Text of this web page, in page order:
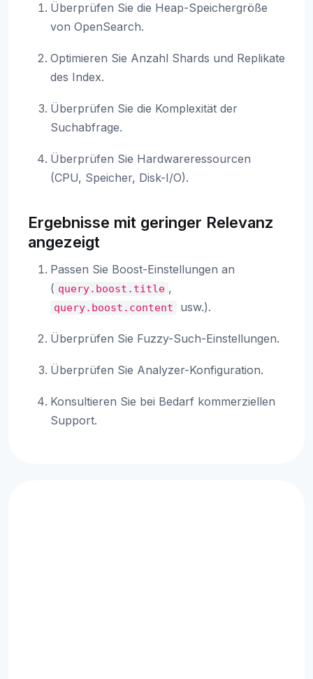
Überprüfen Sie die Heap-Speichergröße
von OpenSearch.
Optimieren Sie Anzahl Shards und Replikate
des Index.
Überprüfen Sie die Komplexität der
Suchabfrage.
Überprüfen Sie Hardwareressourcen
(CPU, Speicher, Disk-I/O).
Ergebnisse mit geringer Relevanz
angezeigt
Passen Sie Boost-Einstellungen an
( query.boost.title ,
query.boost.content usw.).
Überprüfen Sie Fuzzy-Such-Einstellungen.
Überprüfen Sie Analyzer-Konfiguration.
Konsultieren Sie bei Bedarf kommerziellen
Support.